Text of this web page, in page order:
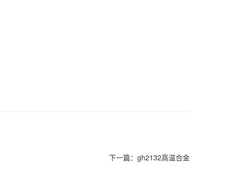
下一篇： gh2132高温合金